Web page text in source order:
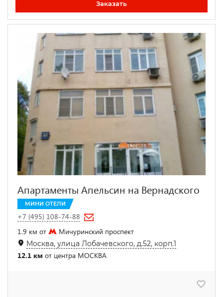
Заказать
Апартаменты Апельсин на Вернадского
МИНИ ОТЕЛИ
+7 (495) 108-74-88
1.9 км от
Мичуринский проспект
Москва, улица Лобачевского, д.52, корп.1
12.1 км от центра МОСКВА